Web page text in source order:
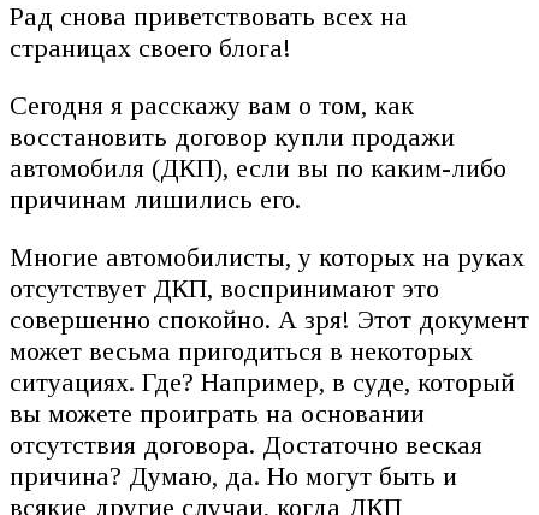
Рад снова приветствовать всех на
страницах своего блога!
Сегодня я расскажу вам о том, как
восстановить договор купли продажи
автомобиля (ДКП), если вы по каким-либо
причинам лишились его.
Многие автомобилисты, у которых на руках
отсутствует ДКП, воспринимают это
совершенно спокойно. А зря! Этот документ
может весьма пригодиться в некоторых
ситуациях. Где? Например, в суде, который
вы можете проиграть на основании
отсутствия договора. Достаточно веская
причина? Думаю, да. Но могут быть и
всякие другие случаи, когда ДКП